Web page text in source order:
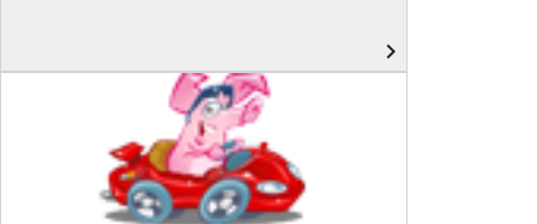
navigate_next